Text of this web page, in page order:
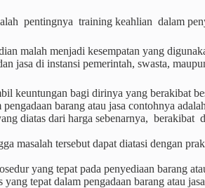
pentingnya training keahlian dalam
malah menjadi kesempatan yang
jasa di instansi pemerintah, swasta,
keuntungan bagi dirinya yang berakibat
barang atau jasa contohnya
diatas dari harga sebenarnya, berakibat
masalah tersebut dapat diatasi dengan
yang tepat pada penyediaan barang
tepat dalam pengadaan barang atau